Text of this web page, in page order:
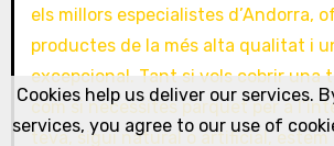
Cookies help us deliver our services.
services, you agree to our use of